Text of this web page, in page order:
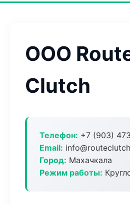
ООО
Clutch
Телефон: +7 (903)
Email:
Город: Махачкала
Режим работы: